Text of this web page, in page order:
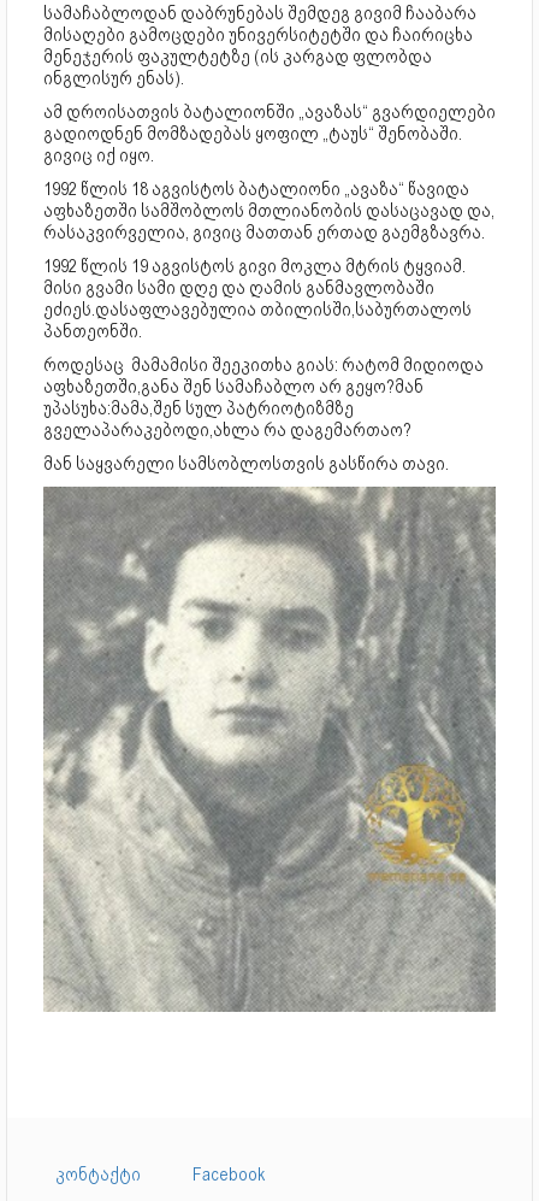
სამაჩაბლოდან დაბრუნებას შემდეგ გივიმ ჩააბარა
მისაღები გამოცდები უნივერსიტეტში და ჩაირიცხა
მენეჯერის ფაკულტეტზე (ის კარგად ფლობდა
ინგლისურ ენას).
ამ დროისათვის ბატალიონში „ავაზას“ გვარდიელები
გადიოდნენ მომზადებას ყოფილ „ტაუს“ შენობაში.
გივიც იქ იყო.
1992 წლის 18 აგვისტოს ბატალიონი „ავაზა“ წავიდა
აფხაზეთში სამშობლოს მთლიანობის დასაცავად და,
რასაკვირველია, გივიც მათთან ერთად გაემგზავრა.
1992 წლის 19 აგვისტოს გივი მოკლა მტრის ტყვიამ.
მისი გვამი სამი დღე და ღამის განმავლობაში
ეძიეს.დასაფლავებულია თბილისში,საბურთალოს
პანთეონში.
როდესაც მამამისი შეეკითხა გიას: რატომ მიდიოდა
აფხაზეთში,განა შენ სამაჩაბლო არ გეყო?მან
უპასუხა:მამა,შენ სულ პატრიოტიზმზე
გველაპარაკებოდი,ახლა რა დაგემართაო?
მან საყვარელი სამსობლოსთვის გასწირა თავი.
კონტაქტი Facebook